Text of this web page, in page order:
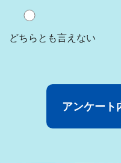
どちらとも言えない